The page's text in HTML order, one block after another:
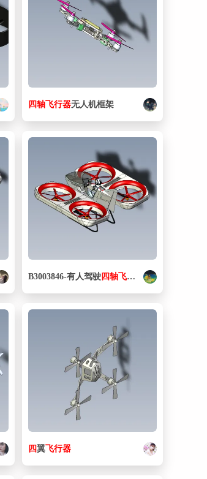
四轴飞行器无人机框架
B3003846-有人驾驶四轴飞行器
四翼飞行器